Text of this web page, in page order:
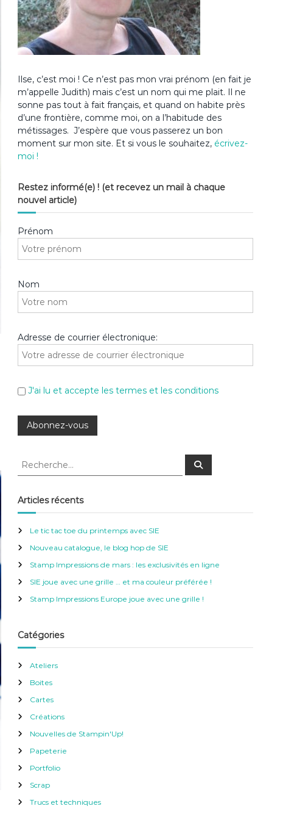
Ilse, c’est moi ! Ce n’est pas mon vrai prénom (en fait je
m’appelle Judith) mais c’est un nom qui me plait. Il ne
sonne pas tout à fait français, et quand on habite près
d’une frontière, comme moi, on a l’habitude des
métissages. J’espère que vous passerez un bon
moment sur mon site. Et si vous le souhaitez, écrivez-
moi !
Restez informé(e) ! (et recevez un mail à chaque
nouvel article)
Prénom
Nom
Adresse de courrier électronique:
J'ai lu et accepte les termes et les conditions
R
h
e
c
h
e
:
R
c
Articles récents
Le tic tac toe du printemps avec SIE
Nouveau catalogue, le blog hop de SIE
Stamp Impressions de mars : les exclusivités en ligne
SIE joue avec une grille … et ma couleur préférée !
Stamp Impressions Europe joue avec une grille !
Catégories
Ateliers
Boites
Cartes
Créations
Nouvelles de Stampin'Up!
Papeterie
Portfolio
Scrap
Trucs et techniques